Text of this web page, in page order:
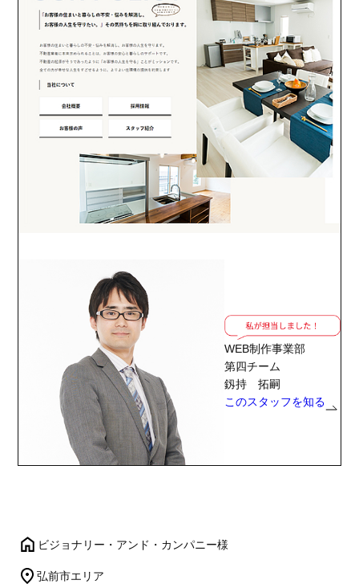
WEB制作事業部
第四チーム
釼持 拓嗣
このスタッフを知る
ビジョナリー・アンド・カンパニー様
弘前市エリア